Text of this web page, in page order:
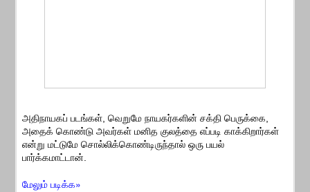
அதிநாயகப் படங்கள், வெறுமே நாயகர்களின் சக்தி பெருக்கை,
அதைக் கொண்டு அவர்கள் மனித குலத்தை எப்படி காக்கிறார்கள்
என்று மட்டுமே சொல்லிக்கொண்டிருந்தால் ஒரு பயல்
பார்க்கமாட்டான்.
மேலும் படிக்க»